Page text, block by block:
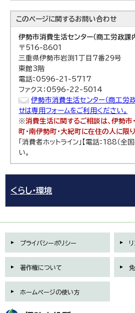
このページに関するお問い合わせ
伊勢市消費生活センター（商工労政課
〒516-8601
三重県伊勢市岩渕1丁目7番29号
東館3階
電話：0596-21-5717
ファクス：0596-22-5014
伊勢市消費生活センター（商工労
せは専用フォームをご利用ください。
※消費生活に関するご相談は、伊勢市
町・南伊勢町・大紀町に在住の人に限
「消費者ホットライン」【電話：188（全
い。
くらし・環境
プライバシーポリシー
著作権について
ホームページの使い方